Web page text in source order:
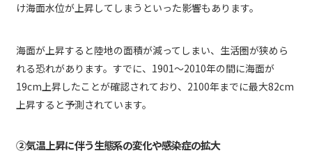
け海面水位が上昇してしまうといった影響もあります。
海面が上昇すると陸地の面積が減ってしまい、生活圏が狭めら
れる恐れがあります。すでに、1901～2010年の間に海面が
19cm上昇したことが確認されており、2100年までに最大82cm
上昇すると予測されています。
②気温上昇に伴う生態系の変化や感染症の拡大